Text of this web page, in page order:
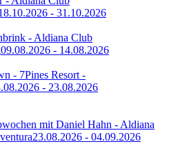
- 31.10.2026
- Aldiana Club
09.08.2026 - 14.08.2026
- 7Pines Resort -
- 23.08.2026
mit Daniel Hahn - Aldiana
23.08.2026 - 04.09.2026